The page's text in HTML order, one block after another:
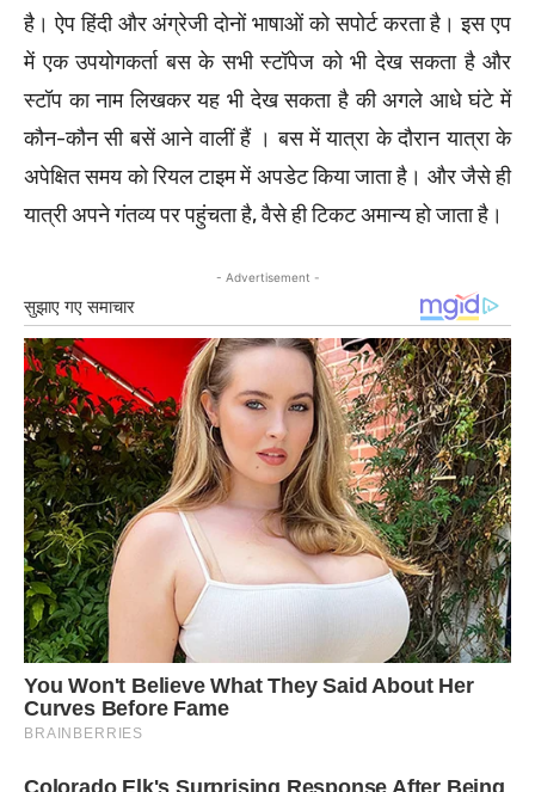
है। ऐप हिंदी और अंग्रेजी दोनों भाषाओं को सपोर्ट करता है। इस एप
में एक उपयोगकर्ता बस के सभी स्टॉपेज को भी देख सकता है और
स्टॉप का नाम लिखकर यह भी देख सकता है की अगले आधे घंटे में
कौन-कौन सी बसें आने वालीं हैं । बस में यात्रा के दौरान यात्रा के
अपेक्षित समय को रियल टाइम में अपडेट किया जाता है। और जैसे ही
यात्री अपने गंतव्य पर पहुंचता है, वैसे ही टिकट अमान्य हो जाता है।
- Advertisement -